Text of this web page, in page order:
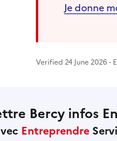
Je donne
Verified 24 June 2026 -
Bercy infos
Entreprendre